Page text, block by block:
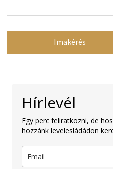
Imakérés
Hírlevél
Egy perc feliratkozni, de
hozzánk levelesládádon